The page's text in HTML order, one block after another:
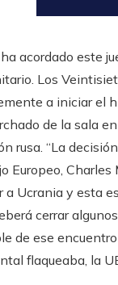
acordado este
Los
a iniciar el
de la sala
rusa. “La
Europeo,
a Ucrania y esta
cerrar
de ese
flaqueaba, la